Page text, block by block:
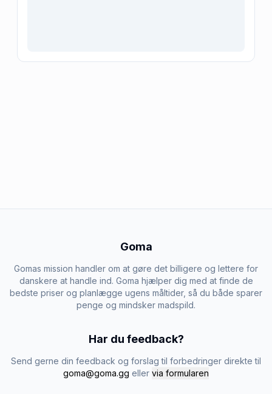
Goma
Gomas mission handler om at gøre det billigere og lettere for
danskere at handle ind. Goma hjælper dig med at finde de
bedste priser og planlægge ugens måltider, så du både sparer
penge og mindsker madspild.
Har du feedback?
Send gerne din feedback og forslag til forbedringer direkte til
goma@goma.gg eller via formularen